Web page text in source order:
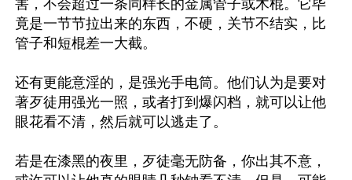
害，不会超过一条同样长的金属管子或木棍。它毕
竟是一节节拉出来的东西，不硬，关节不结实，比
管子和短棍差一大截。
还有更能意淫的，是强光手电筒。他们认为是要对
著歹徒用强光一照，或者打到爆闪档，就可以让他
眼花看不清，然后就可以逃走了。
若是在漆黑的夜里，歹徒毫无防备，你出其不意，